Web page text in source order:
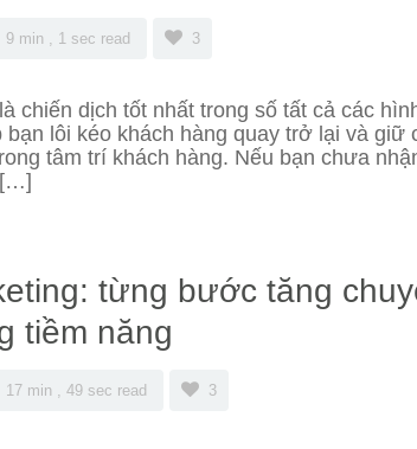
9 min , 1 sec read 3
chiến dịch tốt nhất trong số tất cả các
bạn lôi kéo khách hàng quay trở lại và giữ
tâm trí khách hàng. Nếu bạn chưa
[…]
từng bước tăng
tiềm năng
17 min , 49 sec read 3